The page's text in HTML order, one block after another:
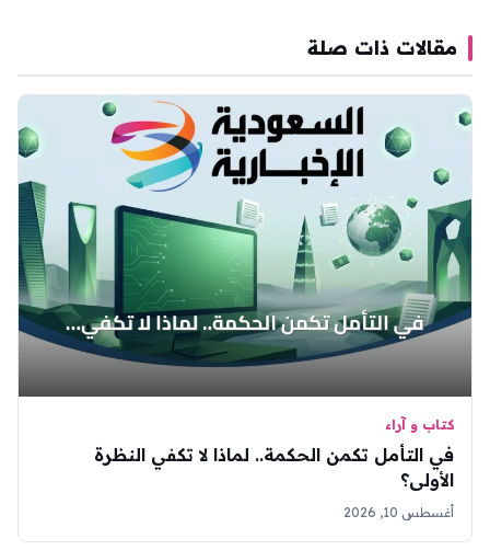
مقالات ذات صلة
كتاب و آراء
في التأمل تكمن الحكمة.. لماذا لا تكفي النظرة
الأولى؟
أغسطس 10, 2026